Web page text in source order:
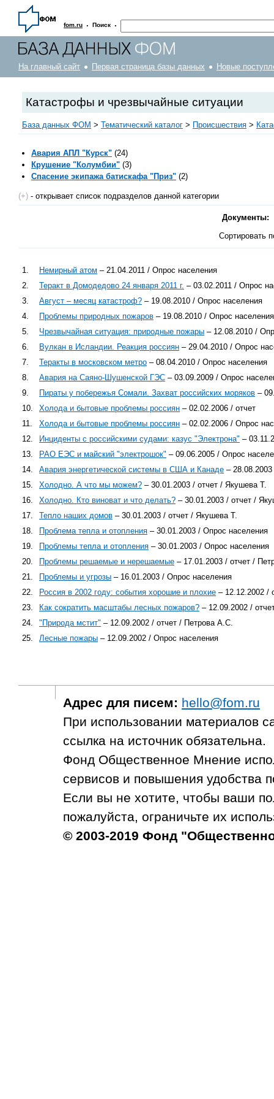
fom.ru · Поиск ·
На главный сайт Первая страница базы данных Новые
Катастрофы и чрезвычайные ситуации
База данных ФОМ > Тематический каталог > Происшествия >
Авария АПЛ "Курск" (24)
Крушение "Колумбии" (3)
Спасение экипажа батискафа "Приз" (2)
(+) - открывает список подразделов данной категории
Документы:
Сортировать
1. Немирный атом – 21.04.2011 / Опрос населения
2.
Теракт в Домодедово 24 января 2011 г. – 03.02.2011 / Опрос
3.
Август – месяц катастроф? – 19.08.2010 / Опрос населения
4.
Проблемы природных пожаров – 19.08.2010 / Опрос населения
5.
Чрезвычайная ситуация: природные пожары – 12.08.2010 /
6.
Вулкан в Исландии. Реакция россиян – 29.04.2010 / Опрос
7.
Теракты в московском метро – 08.04.2010 / Опрос населения
8.
Авария на Саяно-Шушенской ГЭС – 03.09.2009 / Опрос
9.
Пираты у побережья Сомали. Захват российских моряков –
10.
Холода и бытовые проблемы россиян – 02.02.2006 / отчет
11.
Холода и бытовые проблемы россиян – 02.02.2006 / Опрос
12.
Инциденты с российскими судами: казус "Электрона" –
13.
РАО ЕЭС и майский "электрошок" – 09.06.2005 / Опрос
14.
Авария энергетической системы в США и Канаде –
15.
Холодно. А что мы можем? – 30.01.2003 / отчет / Якушева Т.
16.
Холодно. Кто виноват и что делать? – 30.01.2003 / отчет /
17.
Тепло наших домов – 30.01.2003 / отчет / Якушева Т.
18.
Проблема тепла и отопления – 30.01.2003 / Опрос населения
19.
Проблемы тепла и отопления – 30.01.2003 / Опрос населения
20.
Проблемы решаемые и нерешаемые – 17.01.2003 / отчет /
21.
Проблемы и угрозы – 16.01.2003 / Опрос населения
22.
Россия в 2002 году: события хорошие и плохие – 12.12.2002 /
23.
Как сократить масштабы лесных пожаров? – 12.09.2002 /
24.
"Природа мстит" – 12.09.2002 / отчет / Петрова А.С.
25.
Лесные пожары – 12.09.2002 / Опрос населения
Адрес для писем: hello@fom.ru
При использовании материалов
ссылка на источник обязательна.
Фонд Общественное Мнение
сервисов и повышения удобства
Если вы не хотите, чтобы ваши
пожалуйста, ограничьте их
© 2003-2019 Фонд